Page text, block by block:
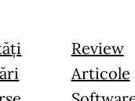
Review
Articole